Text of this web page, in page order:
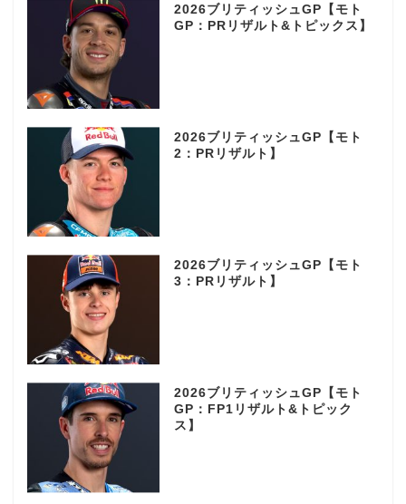
2026ブリティッシュGP【モト
GP：PRリザルト&トピックス】
2026ブリティッシュGP【モト
2：PRリザルト】
2026ブリティッシュGP【モト
3：PRリザルト】
2026ブリティッシュGP【モト
GP：FP1リザルト&トピック
ス】